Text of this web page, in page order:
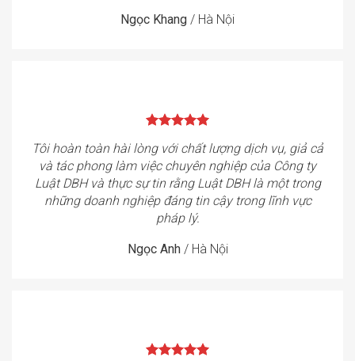
Ngọc Khang / Hà Nội
Tôi hoàn toàn hài lòng với chất lượng dịch vụ, giả cả
và tác phong làm việc chuyên nghiệp của Công ty
Luật DBH và thực sự tin rằng Luật DBH là một trong
những doanh nghiệp đáng tin cậy trong lĩnh vực
pháp lý.
Ngọc Anh / Hà Nội